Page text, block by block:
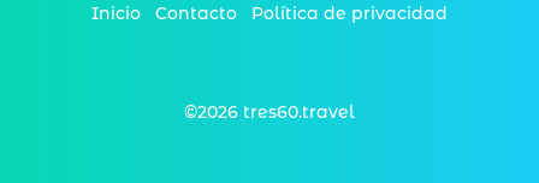
Inicio Contacto Política de privacidad
©2026 tres60.travel